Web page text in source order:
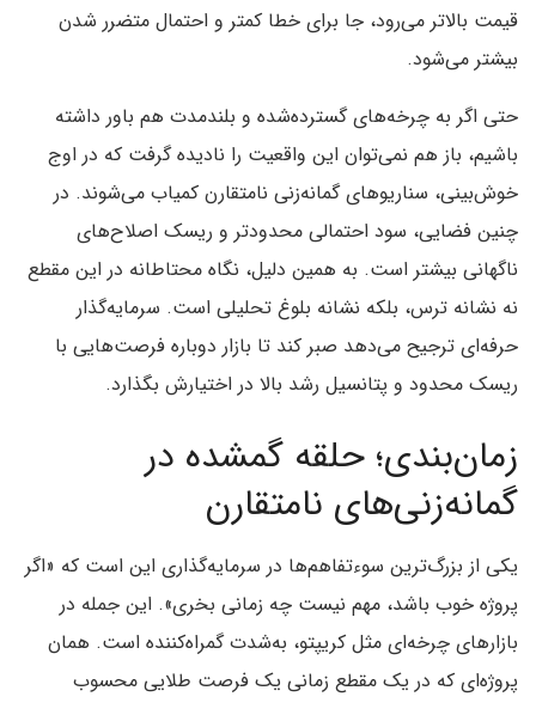
قیمت بالاتر می‌رود، جا برای خطا کمتر و احتمال متضرر شدن
بیشتر می‌شود.
حتی اگر به چرخه‌های گسترده‌شده و بلندمدت هم باور داشته
باشیم، باز هم نمی‌توان این واقعیت را نادیده گرفت که در اوج
خوش‌بینی، سناریوهای گمانه‌زنی نامتقارن کمیاب می‌شوند. در
چنین فضایی، سود احتمالی محدودتر و ریسک اصلاح‌های
ناگهانی بیشتر است. به همین دلیل، نگاه محتاطانه در این مقطع
نه نشانه ترس، بلکه نشانه بلوغ تحلیلی است. سرمایه‌گذار
حرفه‌ای ترجیح می‌دهد صبر کند تا بازار دوباره فرصت‌هایی با
ریسک محدود و پتانسیل رشد بالا در اختیارش بگذارد.
زمان‌بندی؛ حلقه گمشده در
گمانه‌زنی‌های نامتقارن
یکی از بزرگ‌ترین سوءتفاهم‌ها در سرمایه‌گذاری این است که «اگر
پروژه خوب باشد، مهم نیست چه زمانی بخری». این جمله در
بازارهای چرخه‌ای مثل کریپتو، به‌شدت گمراه‌کننده است. همان
پروژه‌ای که در یک مقطع زمانی یک فرصت طلایی محسوب